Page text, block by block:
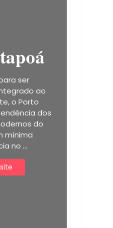
ser
ao
o Porto
dos
do
mínima
no ...